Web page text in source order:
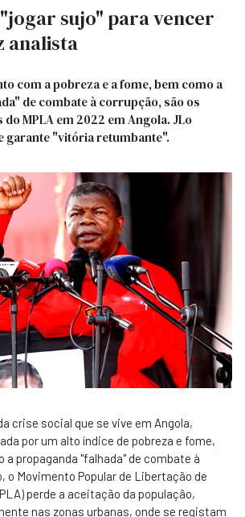
sujo" para vencer
analista
com a pobreza e a fome, bem como a
de combate à corrupção, são os
MPLA em 2022 em Angola. JLo
garante "vitória retumbante".
crise social que se vive em Angola,
por um alto índice de pobreza e fome,
a propaganda "falhada" de combate à
o Movimento Popular de Libertação de
perde a aceitação da população,
nas zonas urbanas, onde se registam